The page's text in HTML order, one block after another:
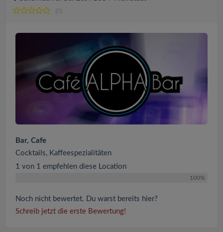
(0)
Bar, Cafe
Cocktails, Kaffeespezialitäten
1 von 1 empfehlen diese Location
100%
Noch nicht bewertet. Du warst bereits hier?
Schreib jetzt die erste Bewertung!